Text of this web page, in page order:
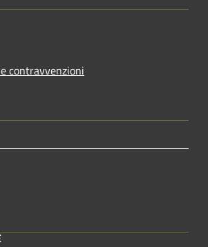
contravvenzioni